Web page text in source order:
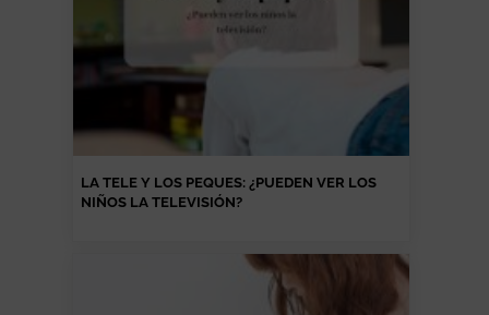
LA TELE Y LOS PEQUES: ¿PUEDEN VER LOS
NIÑOS LA TELEVISIÓN?